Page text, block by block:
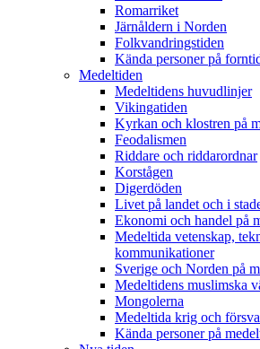
Romarriket
Järnåldern i Norden
Folkvandringstiden
Kända personer på
Medeltiden
Medeltidens huvudlinjer
Vikingatiden
Kyrkan och klostren på
Feodalismen
Riddare och riddarordnar
Korstågen
Digerdöden
Livet på landet och i
Ekonomi och handel på
Medeltida vetenskap,
kommunikationer
Sverige och Norden på
Medeltidens muslimska
Mongolerna
Medeltida krig och
Kända personer på